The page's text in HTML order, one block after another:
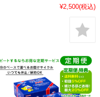
¥2,500(税込)